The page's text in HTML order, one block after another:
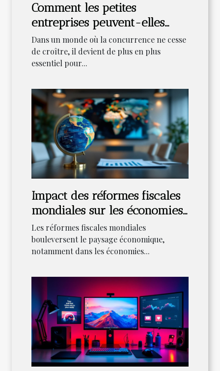
Comment les petites
entreprises peuvent-elles
bénéficier de l'automatisation
des tâches ?
Dans un monde où la concurrence ne cesse
de croître, il devient de plus en plus
essentiel pour...
Impact des réformes fiscales
mondiales sur les économies
émergentes
Les réformes fiscales mondiales
bouleversent le paysage économique,
notamment dans les économies...